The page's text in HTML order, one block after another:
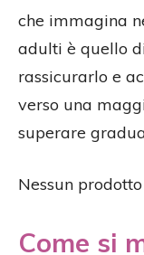
che immagina
adulti è quello
rassicurarlo e
verso una
superare
Nessun
Come si